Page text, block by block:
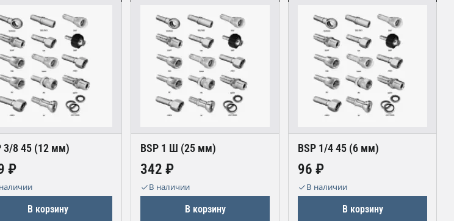
3/8 45 (12 мм)
₽
В корзину
BSP 1 Ш (25 мм)
342 ₽
В наличии
В корзину
BSP 1/4 45 (6 мм)
96 ₽
В наличии
В корзину